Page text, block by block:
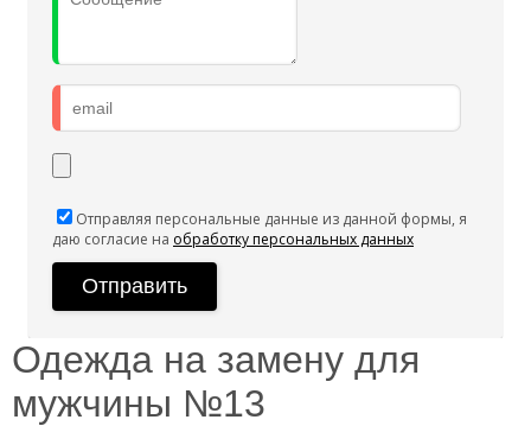
Отправляя персональные данные из данной формы, я
даю согласие на обработку персональных данных
Одежда на замену для
мужчины №13